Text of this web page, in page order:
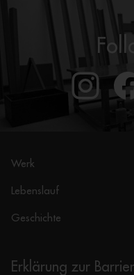
Werk
Lebenslauf
Geschichte
Erklärung zur